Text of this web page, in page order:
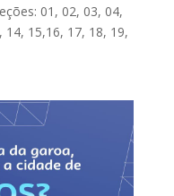
01, 02, 03, 04,
14, 15,16, 17, 18, 19,